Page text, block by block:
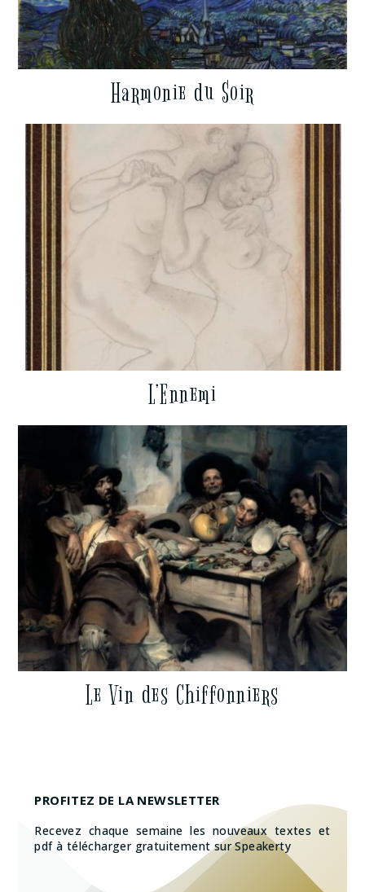
Harmonie du Soir
L’Ennemi
Le Vin des Chiffonniers
PROFITEZ DE LA NEWSLETTER
Recevez chaque semaine les nouveaux textes et
pdf à télécharger gratuitement sur Speakerty